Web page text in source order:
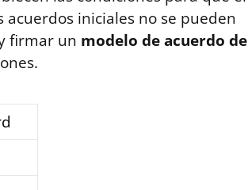
acuerdos iniciales no se pueden
firmar un modelo de acuerdo de